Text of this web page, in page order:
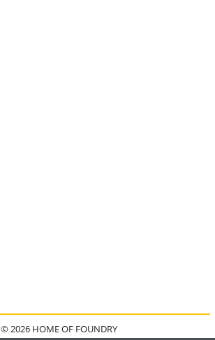
© 2026 HOME OF FOUNDRY